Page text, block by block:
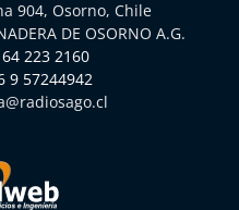
904, Osorno, Chile
DE OSORNO A.G.
223 2160
9 57244942